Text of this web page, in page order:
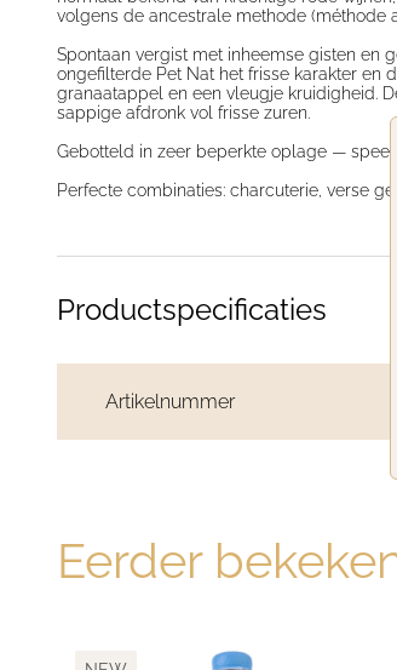
volgens de ancestrale methode (méthode
Spontaan vergist met inheemse gisten en
ongefilterde Pet Nat het frisse karakter en
granaatappel en een vleugje kruidigheid.
sappige afdronk vol frisse zuren.
Gebotteld in zeer beperkte oplage —
Perfecte combinaties: charcuterie, verse
Productspecificaties
Artikelnummer
Eerder